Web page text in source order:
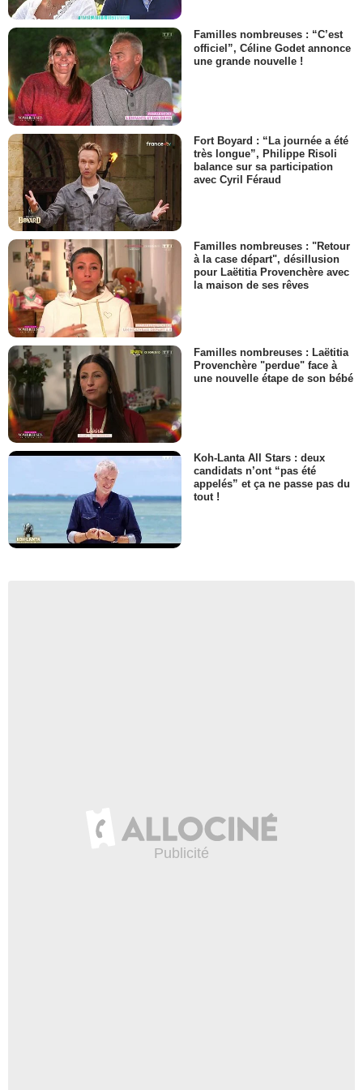
Familles nombreuses : “C’est
officiel”, Céline Godet annonce
une grande nouvelle !
Fort Boyard : “La journée a été
très longue”, Philippe Risoli
balance sur sa participation
avec Cyril Féraud
Familles nombreuses : "Retour
à la case départ", désillusion
pour Laëtitia Provenchère avec
la maison de ses rêves
Familles nombreuses : Laëtitia
Provenchère "perdue" face à
une nouvelle étape de son bébé
Koh-Lanta All Stars : deux
candidats n’ont “pas été
appelés” et ça ne passe pas du
tout !